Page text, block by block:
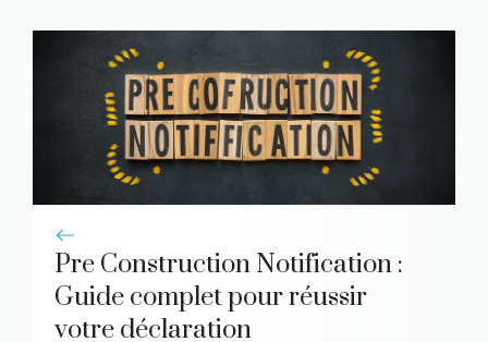
Pre Construction Notification :
Guide complet pour réussir
votre déclaration